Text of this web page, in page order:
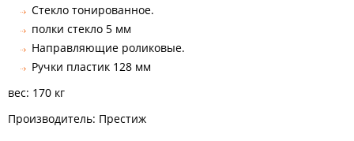
Стекло тонированное.
полки стекло 5 мм
Направляющие роликовые.
Ручки пластик 128 мм
вес: 170 кг
Производитель: Престиж
ФАБРИКИ
МЕБЕЛИ